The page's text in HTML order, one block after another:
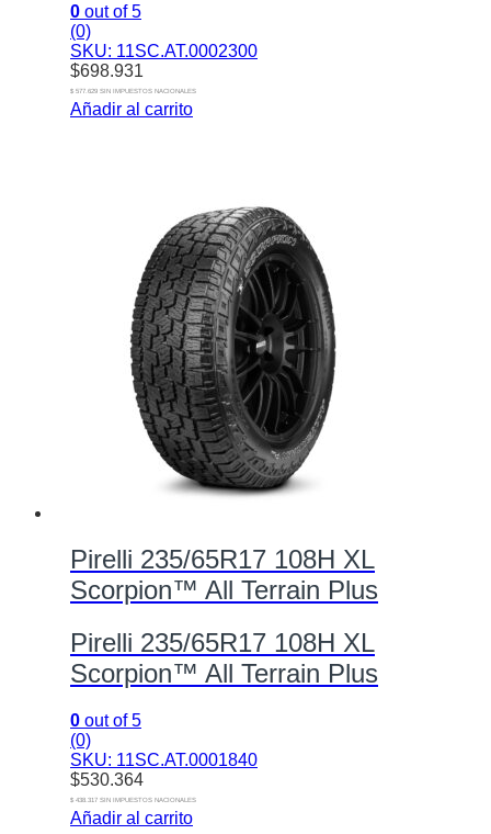
0 out of 5
(0)
SKU: 11SC.AT.0002300
$698.931
$ 577.629 SIN IMPUESTOS NACIONALES
Añadir al carrito
Pirelli 235/65R17 108H XL
Scorpion™ All Terrain Plus
Pirelli 235/65R17 108H XL
Scorpion™ All Terrain Plus
0 out of 5
(0)
SKU: 11SC.AT.0001840
$530.364
$ 438.317 SIN IMPUESTOS NACIONALES
Añadir al carrito